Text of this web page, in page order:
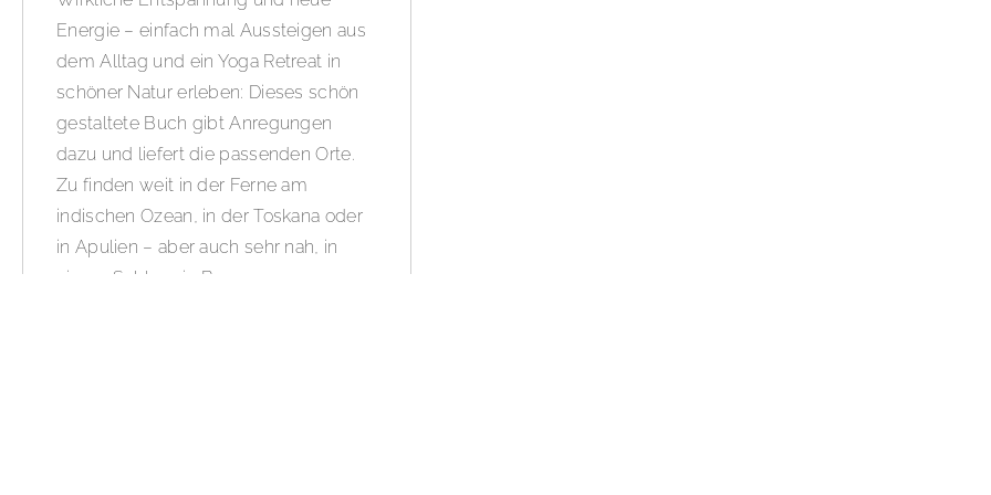
Energie – einfach mal Aussteigen aus
dem Alltag und ein Yoga Retreat in
schöner Natur erleben: Dieses schön
gestaltete Buch gibt Anregungen
dazu und liefert die passenden Orte.
Zu finden weit in der Ferne am
indischen Ozean, in der Toskana oder
in Apulien – aber auch sehr nah, in
einem Schloss in Bayern.